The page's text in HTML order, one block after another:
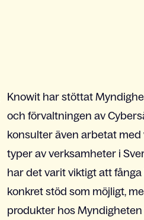
Knowit har stöttat
och förvaltningen av
konsulter även arbetat
typer av verksamheter i
har det varit viktigt att
konkret stöd som möjligt,
produkter hos Myndigheten